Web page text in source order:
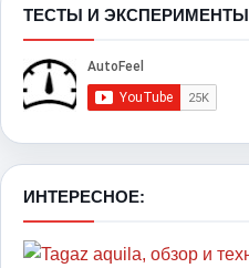
ТЕСТЫ И ЭКСПЕРИМЕНТЫ
ИНТЕРЕСНОЕ: